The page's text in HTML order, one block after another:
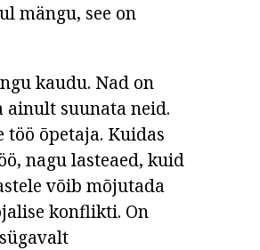
mängu, see on
kaudu. Nad on
ainult suunata neid.
töö õpetaja. Kuidas
nagu lasteaed, kuid
võib mõjutada
konflikti. On